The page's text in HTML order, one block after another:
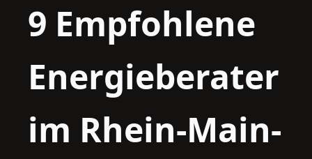
9 Empfohlene
Energieberater
im Rhein-Main-